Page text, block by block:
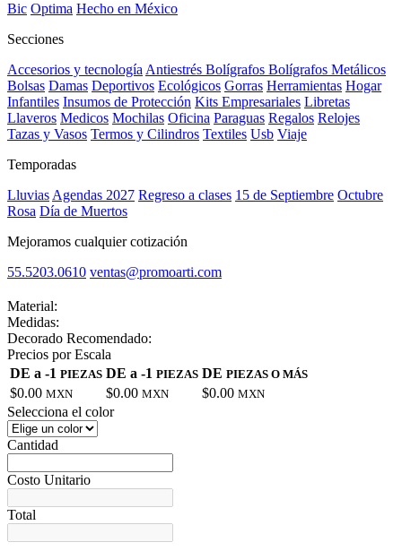
Bic Optima Hecho en México
Secciones
Accesorios y tecnología Antiestrés Bolígrafos Bolígrafos Metálicos
Bolsas Damas Deportivos Ecológicos Gorras Herramientas Hogar
Infantiles Insumos de Protección Kits Empresariales Libretas
Llaveros Medicos Mochilas Oficina Paraguas Regalos Relojes
Tazas y Vasos Termos y Cilindros Textiles Usb Viaje
Temporadas
Lluvias Agendas 2027 Regreso a clases 15 de Septiembre Octubre
Rosa Día de Muertos
Mejoramos cualquier cotización
55.5203.0610 ventas@promoarti.com
Material:
Medidas:
Decorado Recomendado:
Precios por Escala
DE a -1 PIEZAS DE a -1 PIEZAS DE PIEZAS O MÁS
$0.00 MXN $0.00 MXN $0.00 MXN
Selecciona el color
Cantidad
Costo Unitario
Total